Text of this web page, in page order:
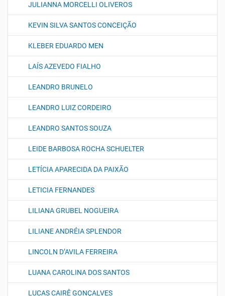
JULIANNA MORCELLI OLIVEROS
KEVIN SILVA SANTOS CONCEIÇÃO
KLEBER EDUARDO MEN
LAÍS AZEVEDO FIALHO
LEANDRO BRUNELO
LEANDRO LUIZ CORDEIRO
LEANDRO SANTOS SOUZA
LEIDE BARBOSA ROCHA SCHUELTER
LETÍCIA APARECIDA DA PAIXÃO
LETICIA FERNANDES
LILIANA GRUBEL NOGUEIRA
LILIANE ANDRÉIA SPLENDOR
LINCOLN D’AVILA FERREIRA
LUANA CAROLINA DOS SANTOS
LUCAS CAIRÊ GONÇALVES